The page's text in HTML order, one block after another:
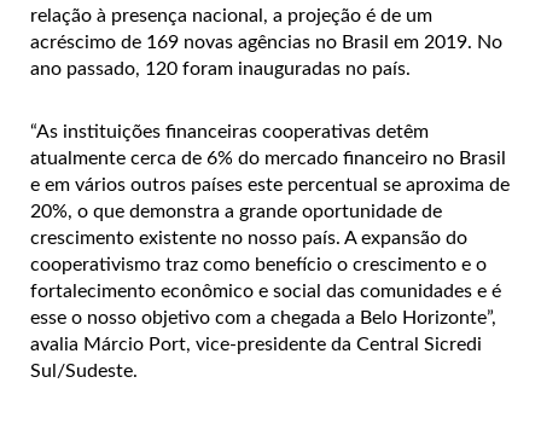
relação à presença nacional, a projeção é de um
acréscimo de 169 novas agências no Brasil em 2019. No
ano passado, 120 foram inauguradas no país.
“As instituições financeiras cooperativas detêm
atualmente cerca de 6% do mercado financeiro no Brasil
e em vários outros países este percentual se aproxima de
20%, o que demonstra a grande oportunidade de
crescimento existente no nosso país. A expansão do
cooperativismo traz como benefício o crescimento e o
fortalecimento econômico e social das comunidades e é
esse o nosso objetivo com a chegada a Belo Horizonte”,
avalia Márcio Port, vice-presidente da Central Sicredi
Sul/Sudeste.